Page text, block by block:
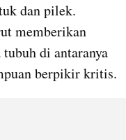
dan pilek.
memberikan
di antaranya
berpikir kritis.